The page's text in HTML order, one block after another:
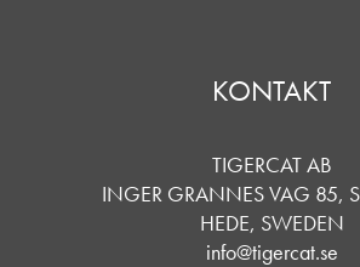
KONTAKT
TIGERCAT AB
INGER GRANNES VAG 85,
HEDE, SWEDEN
info@tigercat.se